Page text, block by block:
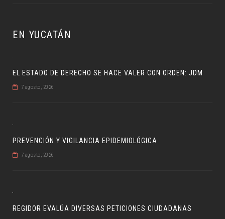
EN YUCATÁN
EL ESTADO DE DERECHO SE HACE VALER CON ORDEN: JDM
7 agosto, 2026
PREVENCIÓN Y VIGILANCIA EPIDEMIOLÓGICA
7 agosto, 2026
REGIDOR EVALÚA DIVERSAS PETICIONES CIUDADANAS